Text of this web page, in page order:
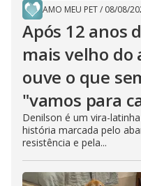
AMO MEU PET/ 08/08/
Após 12 anos
mais velho
ouve o que
"vamos para
Denilson é um vira-
história marcada pelo
resistência e pela...